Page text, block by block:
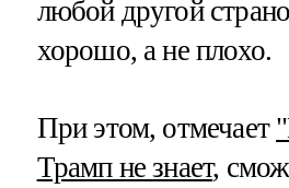
любой другой
хорошо, а не плохо.
При этом, отмечает
Трамп не знает,